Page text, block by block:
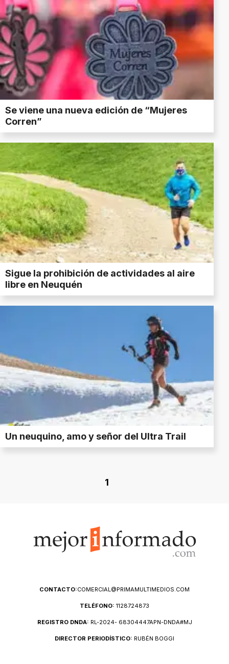
Se viene una nueva edición de “Mujeres
Corren”
Sigue la prohibición de actividades al aire
libre en Neuquén
Un neuquino, amo y señor del Ultra Trail
1
CONTACTO:COMERCIAL@PRIMAMULTIMEDIOS.COM
TELÉFONO: 1128724873
REGISTRO DNDA: RL-2024- 68304447APN-DNDA#MJ
DIRECTOR PERIODÍSTICO: RUBÉN BOGGI